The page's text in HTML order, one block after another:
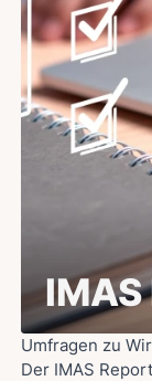
Umfragen zu
Der IMAS